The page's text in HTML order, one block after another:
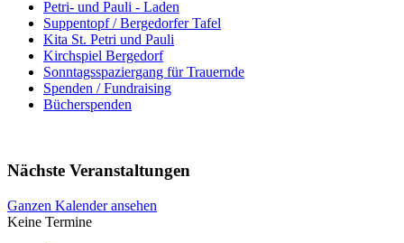
Petri- und Pauli - Laden
Suppentopf / Bergedorfer Tafel
Kita St. Petri und Pauli
Kirchspiel Bergedorf
Sonntagsspaziergang für Trauernde
Spenden / Fundraising
Bücherspenden
Nächste Veranstaltungen
Ganzen Kalender ansehen
Keine Termine